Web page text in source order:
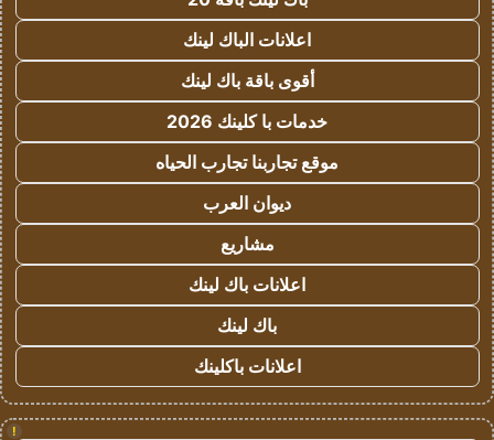
اعلانات الباك لينك
أقوى باقة باك لينك
خدمات با كلينك 2026
موقع تجاربنا تجارب الحياه
ديوان العرب
مشاريع
اعلانات باك لينك
باك لينك
اعلانات باكلينك
!